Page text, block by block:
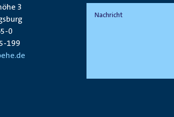
3
0
199